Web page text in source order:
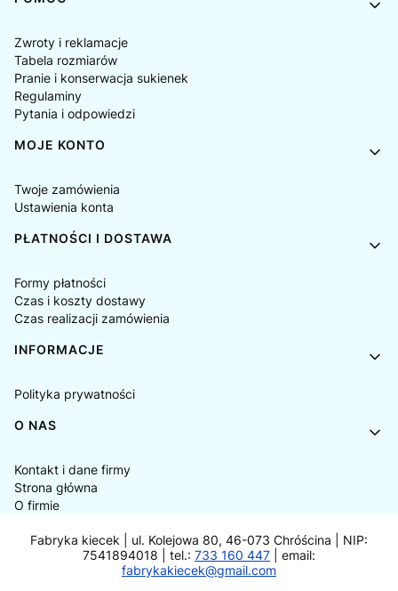
Zwroty i reklamacje
Tabela rozmiarów
Pranie i konserwacja sukienek
Regulaminy
Pytania i odpowiedzi
MOJE KONTO
Twoje zamówienia
Ustawienia konta
PŁATNOŚCI I DOSTAWA
Formy płatności
Czas i koszty dostawy
Czas realizacji zamówienia
INFORMACJE
Polityka prywatności
O NAS
Kontakt i dane firmy
Strona główna
O firmie
Fabryka kiecek | ul. Kolejowa 80, 46-073 Chróścina | NIP:
7541894018 | tel.: 733 160 447 | email:
fabrykakiecek@gmail.com